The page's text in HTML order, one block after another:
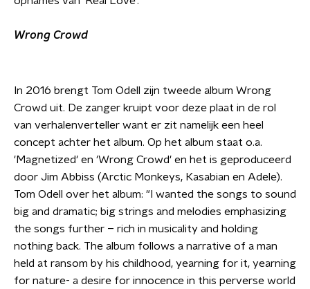
Wrong Crowd
In 2016 brengt Tom Odell zijn tweede album Wrong
Crowd uit. De zanger kruipt voor deze plaat in de rol
van verhalenverteller want er zit namelijk een heel
concept achter het album. Op het album staat o.a.
'Magnetized' en 'Wrong Crowd' en het is geproduceerd
door Jim Abbiss (Arctic Monkeys, Kasabian en Adele).
Tom Odell over het album: " I wanted the songs to sound
big and dramatic; big strings and melodies emphasizing
the songs further – rich in musicality and holding
nothing back. The album follows a narrative of a man
held at ransom by his childhood, yearning for it, yearning
for nature- a desire for innocence in this perverse world